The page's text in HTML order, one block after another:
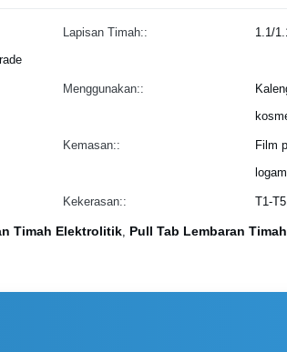
Lapisan Timah:: 1.1/
Menggunakan::
Kemasan::
Film
Kekerasan:: T1-
Timah Elektrolitik, Pull Tab Lembaran